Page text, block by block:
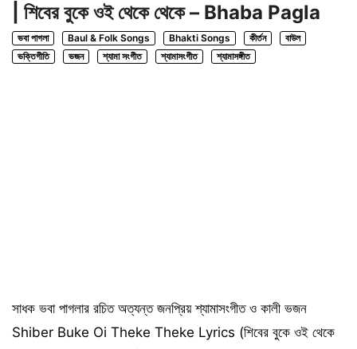
| শিবের বুকে ওই থেকে থেকে – Bhaba Pagla
ভবা পাগলা Baul & Folk Songs Bhakti Songs কীর্তন
বাউল
ভক্তিগীতি
ভজন শ্যামা সংগীত শ্যামাসংগীত শ্যামাসঙ্গীত
সাধক ভবা পাগলার রচিত অত্যন্ত জনপ্রিয় শ্যামাসংগীত ও কালী ভজন
Shiber Buke Oi Theke Theke Lyrics (শিবের বুকে ওই থেকে